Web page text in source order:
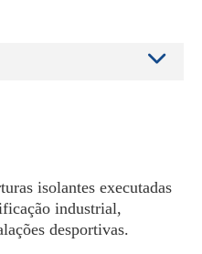
isolantes executadas
industrial,
desportivas.